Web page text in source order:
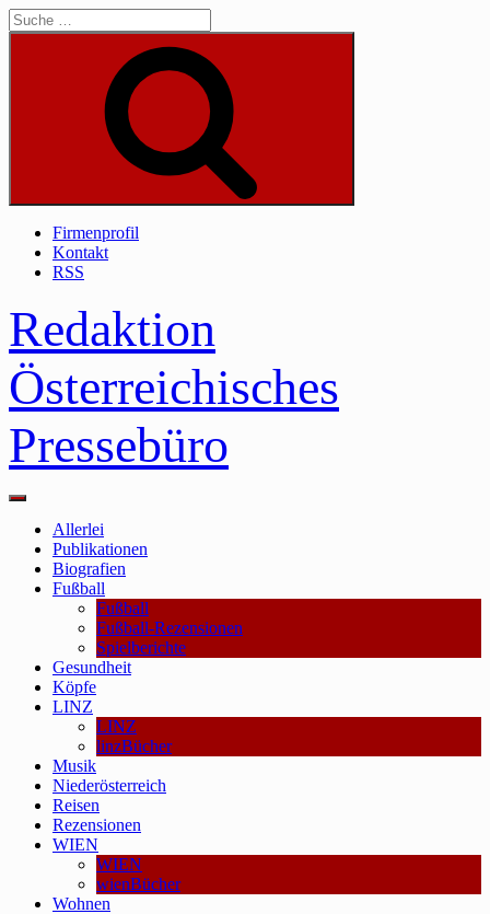
Skip
to
Suche
Firmenprofil
Kontakt
RSS
Redaktion
Österreichisches
Pressebüro
Main
Allerlei
Publikationen
Biografien
Fußball
Fußball
Fußball-Rezensionen
Spielberichte
Gesundheit
Köpfe
LINZ
LINZ
linzBücher
Musik
Niederösterreich
Reisen
Rezensionen
WIEN
WIEN
wienBücher
Wohnen